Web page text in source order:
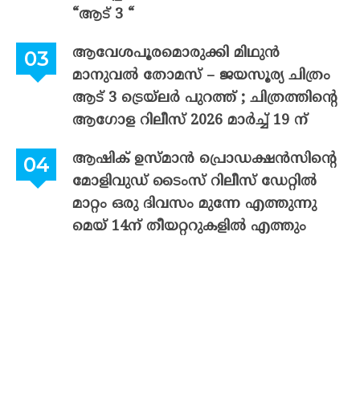
“ആട് 3 “
ആവേശപൂരമൊരുക്കി മിഥുൻ
മാനുവൽ തോമസ് – ജയസൂര്യ ചിത്രം
ആട് 3 ട്രെയ്‌ലർ പുറത്ത് ; ചിത്രത്തിന്റെ
ആഗോള റിലീസ് 2026 മാർച്ച് 19 ന്
ആഷിക് ഉസ്മാൻ പ്രൊഡക്ഷൻസിന്റെ
മോളിവുഡ് ടൈംസ് റിലീസ് ഡേറ്റിൽ
മാറ്റം ഒരു ദിവസം മുന്നേ എത്തുന്നു
മെയ് 14ന് തീയറ്ററുകളിൽ എത്തും